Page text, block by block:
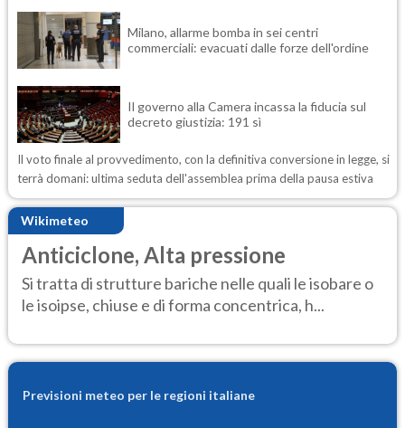
Milano, allarme bomba in sei centri
commerciali: evacuati dalle forze dell'ordine
Il governo alla Camera incassa la fiducia sul
decreto giustizia: 191 sì
Il voto finale al provvedimento, con la definitiva conversione in legge, si
terrà domani: ultima seduta dell'assemblea prima della pausa estiva
Wikimeteo
Anticiclone, Alta pressione
Si tratta di strutture bariche nelle quali le isobare o
le isoipse, chiuse e di forma concentrica, h...
Previsioni meteo per le regioni italiane